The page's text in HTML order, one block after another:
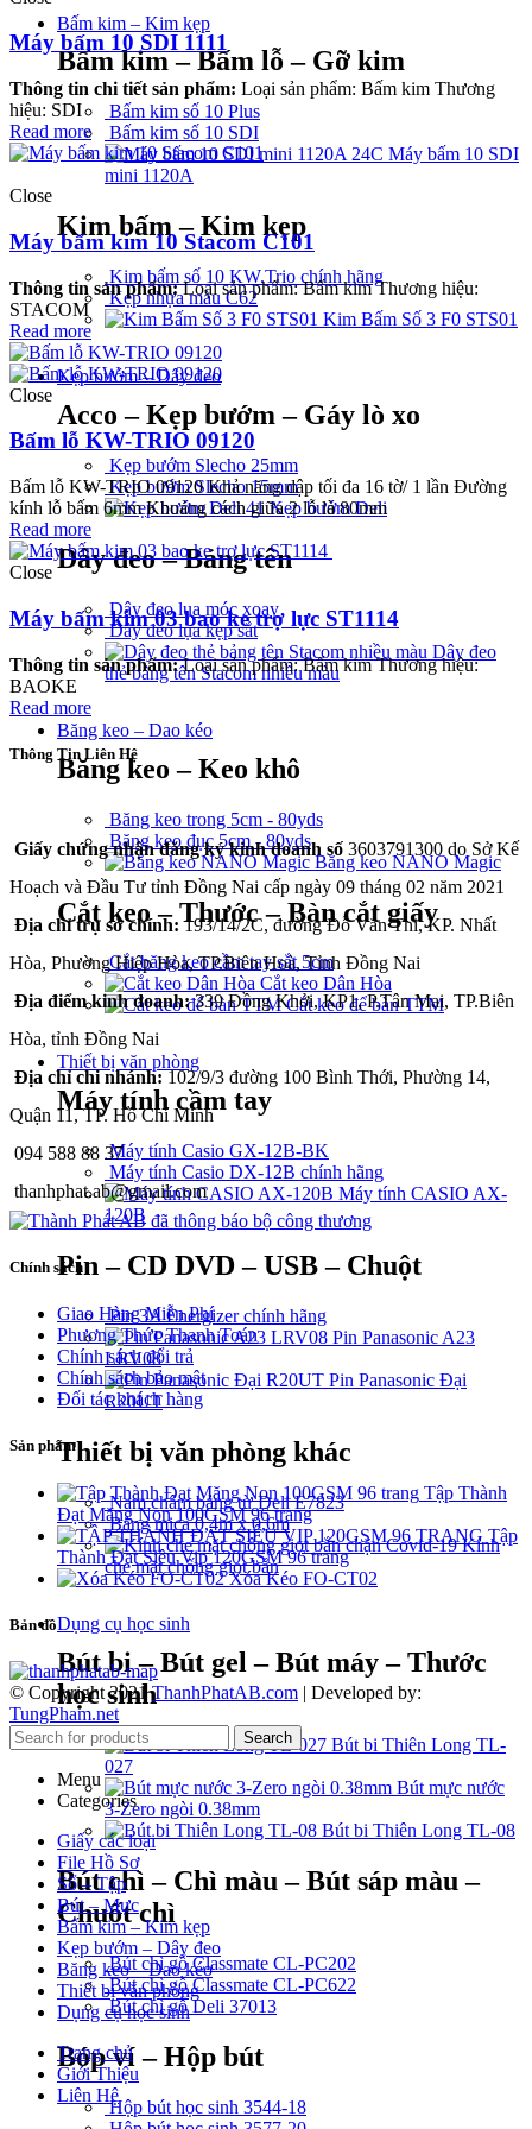
Bấm kim – Kim kẹp
Bấm kim – Bấm lỗ – Gỡ kim
Bấm kim số 10 Plus
Bấm kim số 10 SDI
Máy bấm 10 SDI
mini 1120A
Kim bấm – Kim kẹp
Kim bấm số 10 KW.Trio chính hãng
Kẹp nhựa màu C62
Kim Bấm Số 3 F0 STS01
Kẹp bướm – Dây đeo
Acco – Kẹp bướm – Gáy lò xo
Kẹp bướm Slecho 25mm
Kẹp bướm Slecho 15mm
Kẹp bướm Deli
Dây đeo – Bảng tên
Dây đeo lụa móc xoay
Dây đeo lụa kẹp sắt
Dây đeo
thẻ bảng tên Stacom nhiều màu
Băng keo – Dao kéo
Băng keo – Keo khô
Băng keo trong 5cm - 80yds
Băng keo đục 5cm - 80yds
Băng keo NANO Magic
Cắt keo – Thước – Bàn cắt giấy
Cắt băng keo cầm tay sắt 5cm
Cắt keo Dân Hòa
Cắt keo để bàn TTM
Thiết bị văn phòng
Máy tính cầm tay
Máy tính Casio GX-12B-BK
Máy tính Casio DX-12B chính hãng
Máy tính CASIO AX-
120B
Pin – CD DVD – USB – Chuột
Pin 3A Energizer chính hãng
Pin Panasonic A23
LRV08
Pin Panasonic Đại
R20UT
Thiết bị văn phòng khác
Nam châm bảng từ Deli E7823
Bảng mica 0,4m x 0,6m
Kính
che mặt chống giọt bắn
Dụng cụ học sinh
Bút bi – Bút gel – Bút máy – Thước
học sinh
Bút bi Thiên Long TL-
027
Bút mực nước
3-Zero ngòi 0.38mm
Bút bi Thiên Long TL-08
Bút chì – Chì màu – Bút sáp màu –
Chuốt chì
Bút chì gỗ Classmate CL-PC202
Bút chì gỗ Classmate CL-PC622
Bút chì gỗ Deli 37013
Bóp ví – Hộp bút
Hộp bút học sinh 3544-18
Máy bấm 10 SDI 1111
Thông tin chi tiết sản phẩm: Loại sản phẩm: Bấm kim Thương
hiệu: SDI
Read more
Close
Máy bấm kim 10 Stacom C101
Thông tin sản phẩm:Loại sản phẩm: Bấm kim Thương hiệu:
STACOM
Read more
Close
Bấm lỗ KW-TRIO 09120
Bấm lỗ KW-TRIO 09120 Khả năng dập tối đa 16 tờ/ 1 lần Đường
kính lỗ bấm 6mm Khoảng cách giữa 2 lỗ là 80mm
Read more
Close
Máy bấm kim 03 bao ke trợ lực ST1114
Thông tin sản phẩm:Loại sản phẩm: Bấm kim Thương hiệu:
BAOKE
Read more
Thông Tin Liên Hệ
Giấy chứng nhận đăng ký kinh doanh số 3603791300 do Sở Kế
Hoạch và Đầu Tư tỉnh Đồng Nai cấp ngày 09 tháng 02 năm 2021
Địa chỉ trụ sở chính:193/14/2C, đường Đỗ Văn Thi, KP. Nhất
Hòa, Phường Hiệp Hòa, TP.Biên Hoà, Tỉnh Đồng Nai
Địa điểm kinh doanh:339 Đồng Khởi, KP1, P.Tân Mai, TP.Biên
Hòa, tỉnh Đồng Nai
Địa chỉ chi nhánh:102/9/3 đường 100 Bình Thới, Phường 14,
Quận 11, TP. Hồ Chí Minh
094 588 88 37
thanhphat.ab@gmail.com
Chính sách
Giao Hàng Miễn Phí
Phương Thức Thanh Toán
Chính sách đổi trả
Chính sách bảo mật
Đối tác khách hàng
Sản phẩm
Tập Thành
Đạt Măng Non 100GSM 96 trang
Tập
Thành Đạt Siêu Vip 120GSM 96 trang
Xóa Kéo FO-CT02
Bản đồ
© Copyright 2021ThanhPhatAB.com | Developed by:
TungPham.net
Search
Menu
Categories
Giấy các loại
File Hồ Sơ
Sổ – Tập
Bút – Mực
Bấm kim – Kim kẹp
Kẹp bướm – Dây đeo
Băng keo – Dao kéo
Thiết bị văn phòng
Dụng cụ học sinh
Trang chủ
Giới Thiệu
Liên Hệ